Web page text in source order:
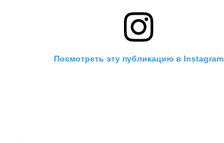
Посмотреть эту публикацию в Instagram